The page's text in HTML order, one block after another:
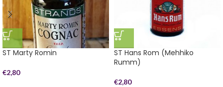
ST Marty Romin
€2,80
ST Hans Rom (Mehhiko
Rumm)
€2,80